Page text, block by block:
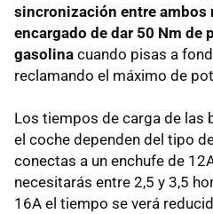
sincronización entre ambos
encargado de dar 50 Nm de
gasolina cuando pisas a
reclamando el máximo de
Los tiempos de carga de las
el coche dependen del tipo
conectas a un enchufe de
necesitarás entre 2,5 y 3,5
16A el tiempo se verá